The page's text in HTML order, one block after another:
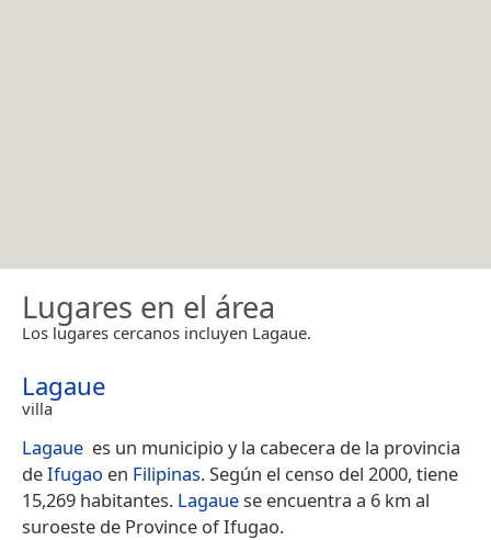
Lugares en el área
Los lugares cercanos incluyen Lagaue.
Lagaue
villa
Lagaue ​ es un municipio y la cabecera de la provincia
deIfugao en Filipinas. Según el censo del 2000, tiene
15,269 habitantes. Lagauese encuentra a 6 km al
suroeste de Province of Ifugao.